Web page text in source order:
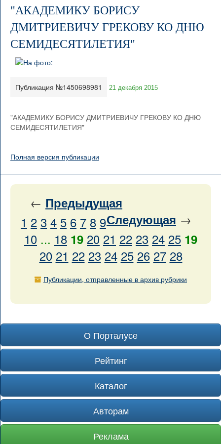
"АКАДЕМИКУ БОРИСУ
ДМИТРИЕВИЧУ ГРЕКОВУ КО ДНЮ
СЕМИДЕСЯТИЛЕТИЯ"
Публикация №1450698981 21 декабря 2015
"АКАДЕМИКУ БОРИСУ ДМИТРИЕВИЧУ ГРЕКОВУ КО ДНЮ
СЕМИДЕСЯТИЛЕТИЯ"
Полная версия публикации
← Предыдущая
Следующая →
1 2 3 4 5 6 7 8 9
10 ... 18 19 20 21 22 23 24 25 19
20 21 22 23 24 25 26 27 28
Публикации, отправленные в архив рубрики
О Порталусе
Рейтинг
Каталог
Авторам
Реклама